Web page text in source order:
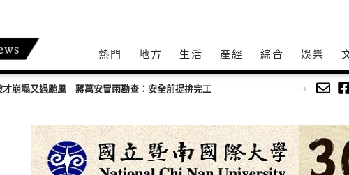
熱門 地方 生活 產經 綜合 娛樂
才崩塌又遇颱風 蔣萬安冒雨勘查：安全前提拚完工